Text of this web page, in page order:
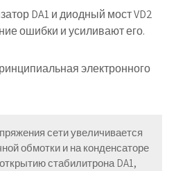
DA1 и диодный мост VD2
ошибки и усиливают его.
электронного
сети увеличивается
обмотки и на конденсаторе
стабилитрона DA1,